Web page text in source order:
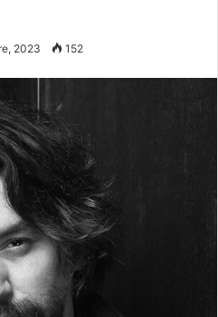
2023 152